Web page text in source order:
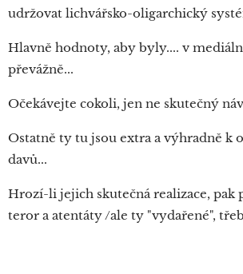
udržovat lichvářsko-oligarchický
Hlavně hodnoty, aby byly.... v
převážně...
Očekávejte cokoli, jen ne skutečný
Ostatně ty tu jsou extra a výhradně k
davů...
Hrozí-li jejich skutečná realizace, pak
teror a atentáty /ale ty "vydařené",